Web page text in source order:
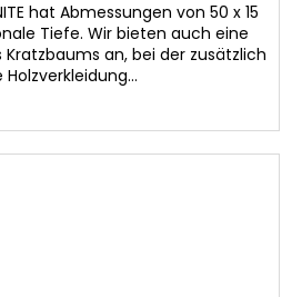
hat Abmessungen von 50 x 15
Tiefe. Wir bieten auch eine
Kratzbaums an, bei der zusätzlich
Holzverkleidung...